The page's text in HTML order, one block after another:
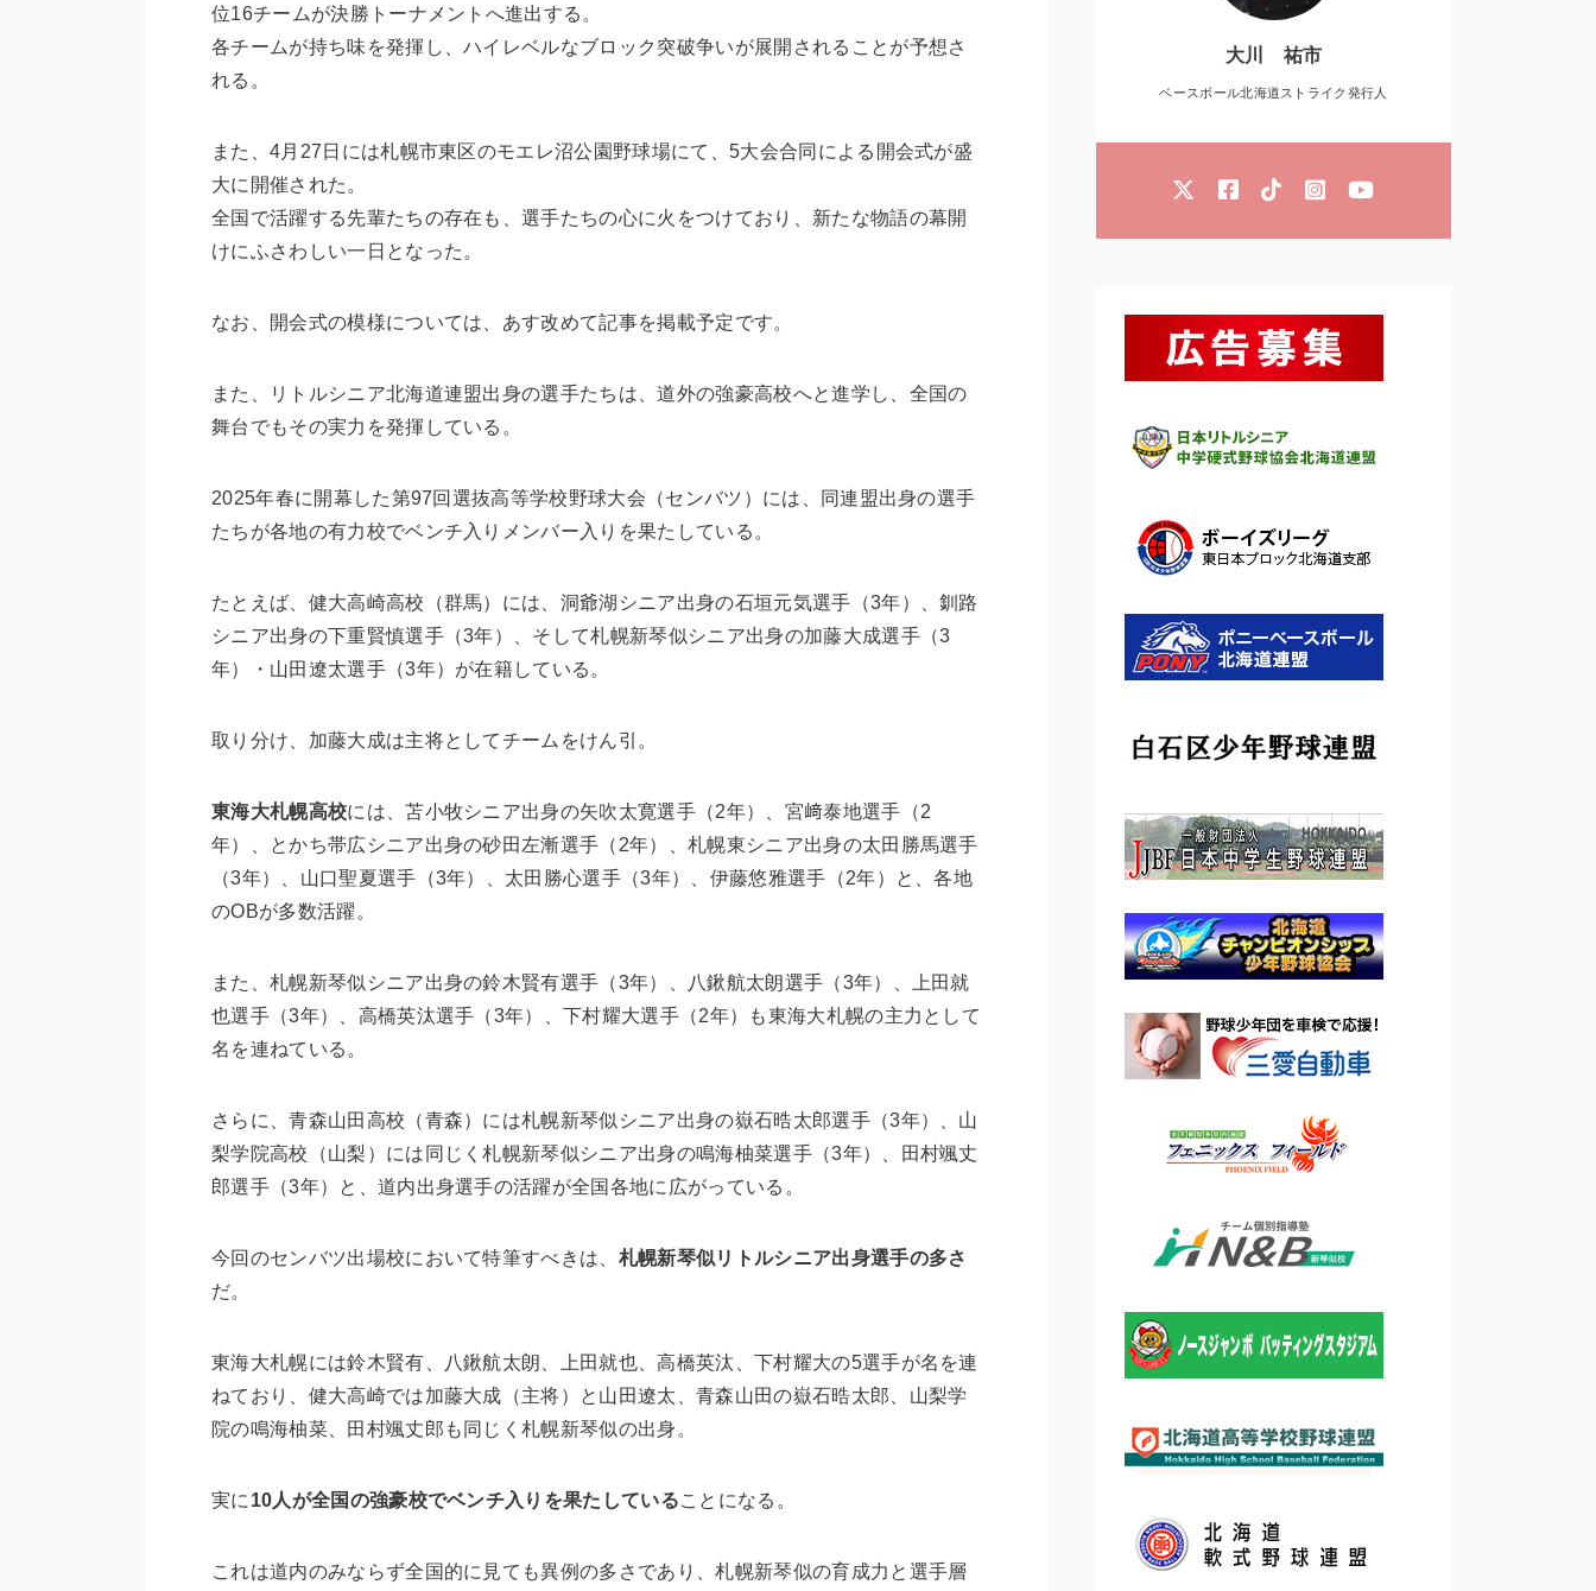
位16チームが決勝トーナメントへ進出する。
各チームが持ち味を発揮し、ハイレベルなブロック突破争いが展開されることが予想さ
れる。
また、4月27日には札幌市東区のモエレ沼公園野球場にて、5大会合同による開会式が盛
大に開催された。
全国で活躍する先輩たちの存在も、選手たちの心に火をつけており、新たな物語の幕開
けにふさわしい一日となった。
なお、開会式の模様については、あす改めて記事を掲載予定です。
また、リトルシニア北海道連盟出身の選手たちは、道外の強豪高校へと進学し、全国の
舞台でもその実力を発揮している。
2025年春に開幕した第97回選抜高等学校野球大会（センバツ）には、同連盟出身の選手
たちが各地の有力校でベンチ入りメンバー入りを果たしている。
たとえば、健大高崎高校（群馬）には、洞爺湖シニア出身の石垣元気選手（3年）、釧路
シニア出身の下重賢慎選手（3年）、そして札幌新琴似シニア出身の加藤大成選手（3
年）・山田遼太選手（3年）が在籍している。
取り分け、加藤大成は主将としてチームをけん引。
東海大札幌高校には、苫小牧シニア出身の矢吹太寛選手（2年）、宮﨑泰地選手（2
年）、とかち帯広シニア出身の砂田左漸選手（2年）、札幌東シニア出身の太田勝馬選手
（3年）、山口聖夏選手（3年）、太田勝心選手（3年）、伊藤悠雅選手（2年）と、各地
のOBが多数活躍。
また、札幌新琴似シニア出身の鈴木賢有選手（3年）、八鍬航太朗選手（3年）、上田就
也選手（3年）、高橋英汰選手（3年）、下村耀大選手（2年）も東海大札幌の主力として
名を連ねている。
さらに、青森山田高校（青森）には札幌新琴似シニア出身の嶽石晧太郎選手（3年）、山
梨学院高校（山梨）には同じく札幌新琴似シニア出身の鳴海柚菜選手（3年）、田村颯丈
郎選手（3年）と、道内出身選手の活躍が全国各地に広がっている。
今回のセンバツ出場校において特筆すべきは、 札幌新琴似リトルシニア出身選手の多さ
だ。
東海大札幌には鈴木賢有、八鍬航太朗、上田就也、高橋英汰、下村耀大の5選手が名を連
ねており、健大高崎では加藤大成（主将）と山田遼太、青森山田の嶽石晧太郎、山梨学
院の鳴海柚菜、田村颯丈郎も同じく札幌新琴似の出身。
実に 10人が全国の強豪校でベンチ入りを果たしていることになる。
これは道内のみならず全国的に見ても異例の多さであり、札幌新琴似の育成力と選手層
大川 祐市
ベースボール北海道ストライク発行人